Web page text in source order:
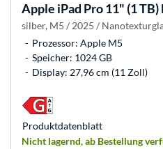
Apple iPad Pro 11" (1 TB)
silber, M5 / 2025 /
Prozessor: Apple M5
Speicher: 1024 GB
Display: 27,96 cm (11 Zoll)
Nicht lagernd, ab Bestellung
Produkt­datenblatt